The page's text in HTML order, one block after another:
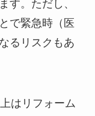
す。ただし、
で緊急時（医
るリスクもあ
はリフォーム